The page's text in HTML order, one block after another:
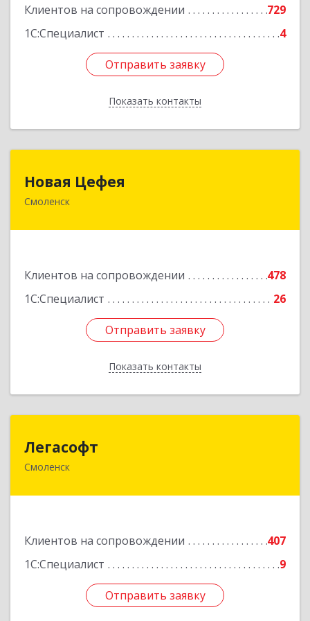
Клиентов на сопровождении
729
1С:Специалист
4
Отправить заявку
Показать контакты
Отправить заявку
Назад
Новая Цефея
Смоленск
Клиентов на сопровождении
478
1С:Специалист
26
Отправить заявку
Показать контакты
214018, Смоленская обл, Смоленск г, Раевского
Отправить заявку
Назад
Легасофт
Смоленск
Клиентов на сопровождении
407
1С:Специалист
9
Отправить заявку
214018, Смоленская обл, Смоленск г, Ново-
Отправить заявку